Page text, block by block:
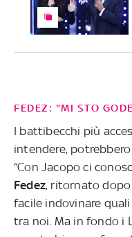
FEDEZ: "MI STO
I battibecchi più
intendere, potrebbero
“Con Jacopo ci
Fedez, ritornato dopo
facile indovinare
tra noi. Ma in fondo i